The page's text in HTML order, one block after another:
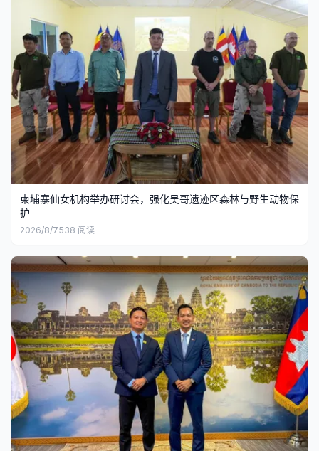
柬埔寨仙女机构举办研讨会，强化吴哥遗迹区森林与野生动物保
护
2026/8/7538 阅读